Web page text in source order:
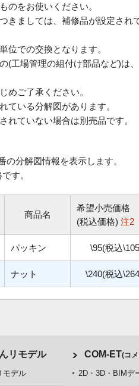
のをお使いください。
きましては、補修品が設定され
での交換となります。
(工場管理の組付け部品など)は
めご了承ください。
ている分解図があります。
ていない場合は別売品です。
の分解図情報を表示します。
す。
商品名
希望小売価格
(税込価格) 注2
パッキン \95(税込
ナット \240(税込
リモデル
モデル
COM-ET(コ
2D・3D・BIMデ